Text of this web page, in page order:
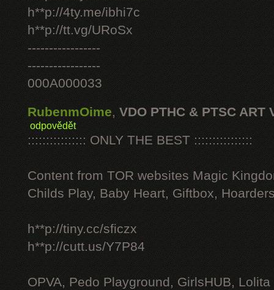
h**p://4ty.me/ibhi7c
h**p://tt.vg/URoSx
-----------------
-----------------
000A000033
RubenmOime, VDO PTHC & PTSC ART
odpovědět
:::::::::::::::: ONLY THE BEST ::::::::::::::::
Content from TOR websites Magic
Childs Play, Baby Heart, Giftbox,
h**p://tiny.cc/sficzx
h**p://cutt.us/Y7P84
OPVA, Pedo Playground, GirlsHUB, Lolita